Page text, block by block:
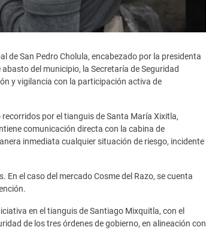
de San Pedro Cholula, encabezado por la presidenta
del municipio, la Secretaría de Seguridad
y vigilancia con la participación activa de
por el tianguis de Santa María Xixitla,
comunicación directa con la cabina de
inmediata cualquier situación de riesgo, incidente
el caso del mercado Cosme del Razo, se cuenta
en el tianguis de Santiago Mixquitla, con el
de los tres órdenes de gobierno, en alineación con